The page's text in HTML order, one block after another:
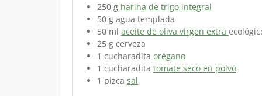
250 g harina de trigo integral
50 g agua templada
50 ml aceite de oliva virgen extra
25 g cerveza
1 cucharadita orégano
1 cucharadita tomate seco en polvo
1 pizca sal